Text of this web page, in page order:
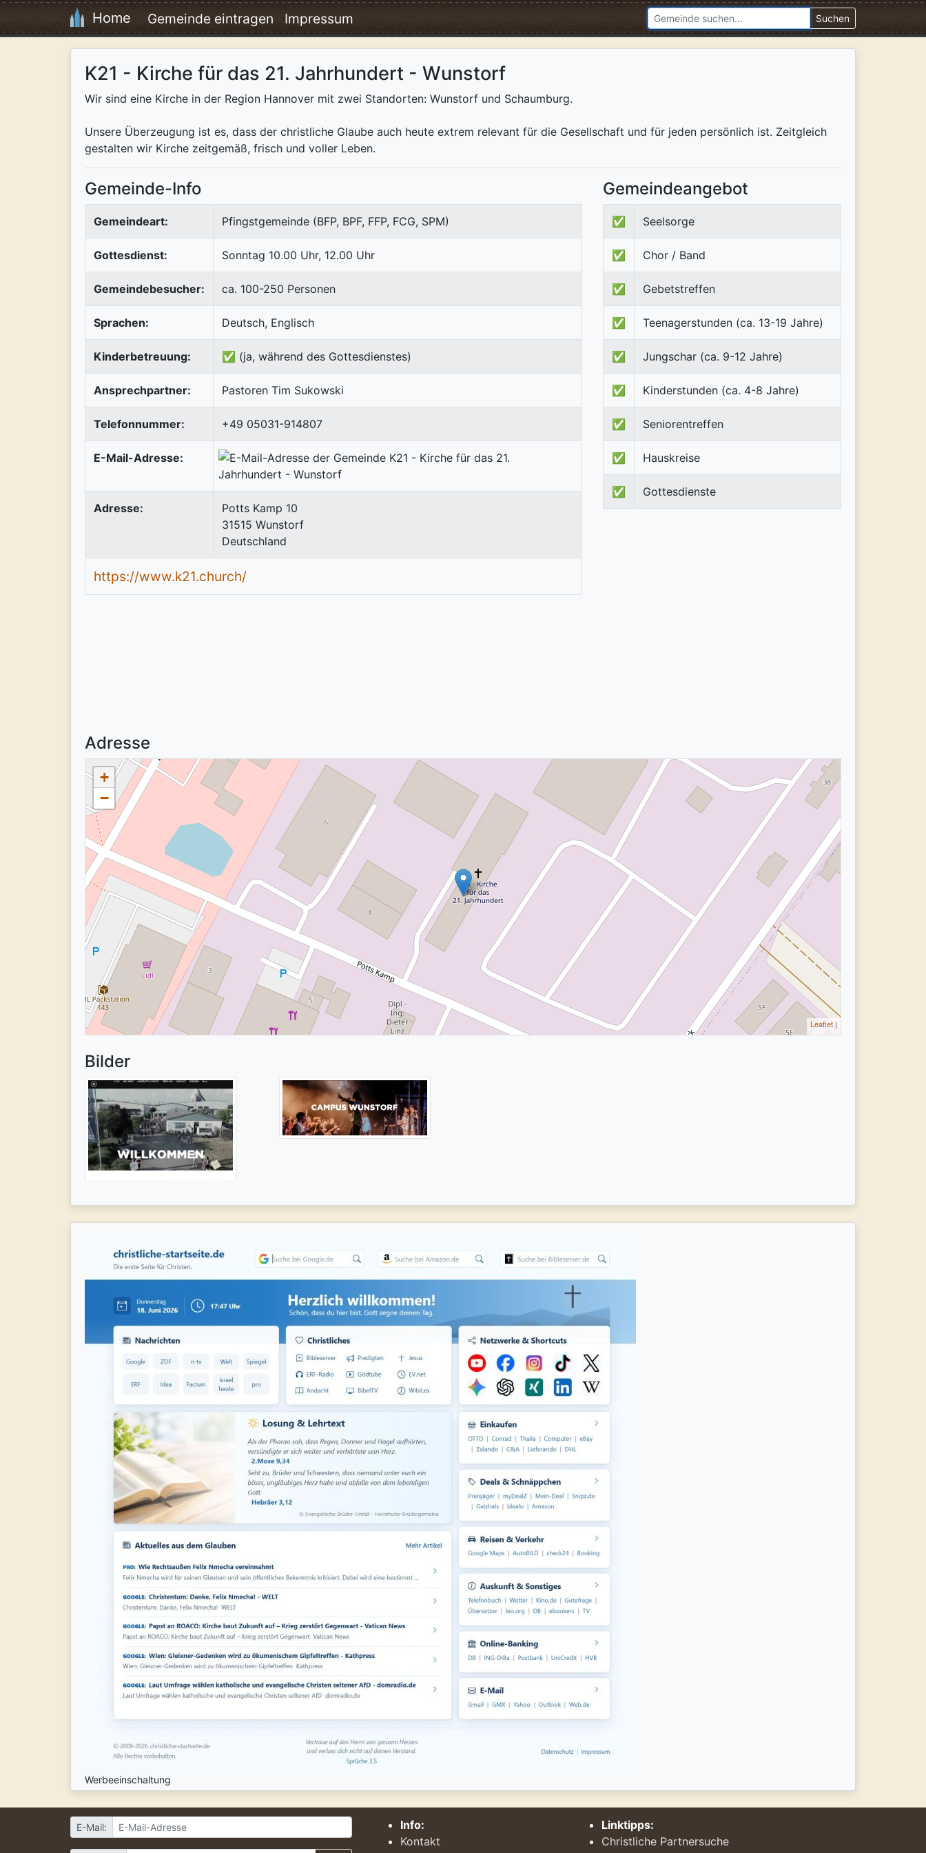
Home Gemeinde eintragen Impressum Suchen
K21 - Kirche für das 21. Jahrhundert - Wunstorf
Wir sind eine Kirche in der Region Hannover mit zwei Standorten: Wunstorf und Schaumburg.
Unsere Überzeugung ist es, dass der christliche Glaube auch heute extrem relevant für die Gesellschaft und für jeden persönlich ist. Zeitgleich
gestalten wir Kirche zeitgemäß, frisch und voller Leben.
Gemeinde-Info
Gemeindeart: Pfingstgemeinde (BFP, BPF, FFP, FCG, SPM)
Gottesdienst: Sonntag 10.00 Uhr, 12.00 Uhr
Gemeindebesucher: ca. 100-250 Personen
Sprachen: Deutsch, Englisch
Kinderbetreuung: ✅ (ja, während des Gottesdienstes)
Ansprechpartner: Pastoren Tim Sukowski
Telefonnummer: +49 05031-914807
E-Mail-Adresse:
Adresse:
Potts Kamp 10
31515 Wunstorf
Deutschland
https://www.k21.church/
Gemeindeangebot
✅ Seelsorge
✅ Chor / Band
✅ Gebetstreffen
✅ Teenagerstunden (ca. 13-19 Jahre)
✅ Jungschar (ca. 9-12 Jahre)
✅ Kinderstunden (ca. 4-8 Jahre)
✅ Seniorentreffen
✅ Hauskreise
✅ Gottesdienste
Adresse
+
−
Leaflet |
Bilder
Werbeeinschaltung
E-Mail:
Info:
Kontakt
Linktipps:
Christliche Partnersuche